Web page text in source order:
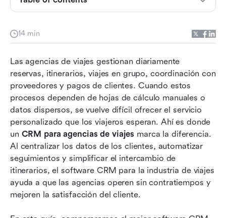
14 min
Las agencias de viajes gestionan diariamente
reservas, itinerarios, viajes en grupo, coordinación con
proveedores y pagos de clientes. Cuando estos
procesos dependen de hojas de cálculo manuales o
datos dispersos, se vuelve difícil ofrecer el servicio
personalizado que los viajeros esperan. Ahí es donde
un CRM para agencias de viajes marca la diferencia.
Al centralizar los datos de los clientes, automatizar
seguimientos y simplificar el intercambio de
itinerarios, el software CRM para la industria de viajes
ayuda a que las agencias operen sin contratiempos y
mejoren la satisfacción del cliente.
CRM
viajes en una sola vista
10 mejores software de CRM para agentes y
agencias de viajes
Conclusión
Preguntas frecuentes
Lecturas relacionadas